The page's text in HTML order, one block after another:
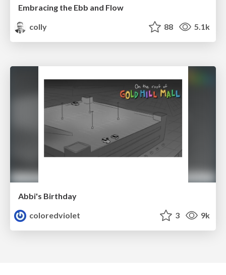
Embracing the Ebb and Flow
colly
88 5.1k
Abbi's Birthday
coloredviolet
3 9k